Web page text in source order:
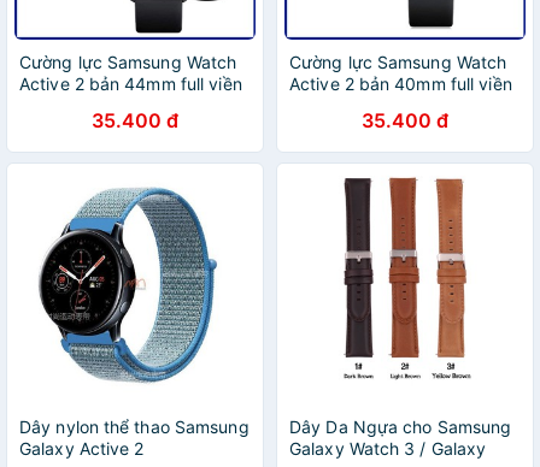
Cường lực Samsung Watch
Active 2 bản 44mm full viền
Samsung Galaxy Watch
Active 2 bản 44mm
35.400 đ
Cường lực Samsung Watch
Active 2 bản 40mm full viền
Samsung Galaxy Watch
Active 2 bản 40mm
35.400 đ
Dây nylon thể thao Samsung
Galaxy Active 2
Dây Da Ngựa cho Samsung
Galaxy Watch 3 / Galaxy